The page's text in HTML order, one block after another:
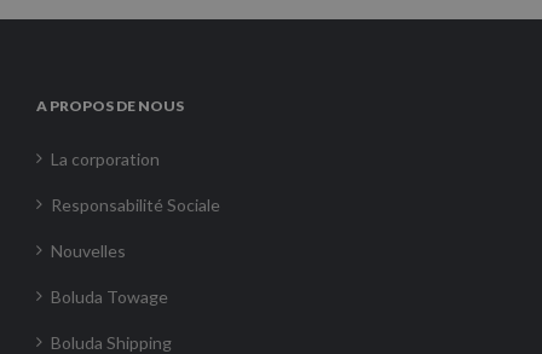
A PROPOS DE NOUS
La corporation
Responsabilité Sociale
Nouvelles
Boluda Towage
Boluda Shipping